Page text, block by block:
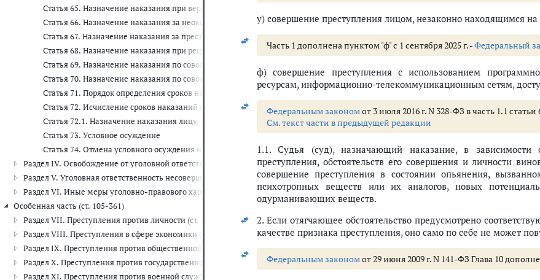
Статья 65. Назначение наказания при вердикте присяжных заседателей о снисхождении
Статья 66. Назначение наказания за неоконченное преступление
Статья 67. Назначение наказания за преступление, совершенное в соучастии
Статья 68. Назначение наказания при рецидиве преступлений
Статья 69. Назначение наказания по совокупности преступлений
Статья 70. Назначение наказания по совокупности приговоров
Статья 71. Порядок определения сроков наказаний при сложении наказаний
Статья 72. Исчисление сроков наказаний и зачет наказания
Статья 72.1. Назначение наказания лицу, признанному больным наркоманией
Статья 73. Условное осуждение
Статья 74. Отмена условного осуждения или продление испытательного срока
Раздел IV. Освобождение от уголовной ответственности и от наказания (ст. 75-86)
Раздел V. Уголовная ответственность несовершеннолетних (ст. 87-96)
Раздел VI. Иные меры уголовно-правового характера (ст. 97-104.5)
Особенная часть (ст. 105-361)
Раздел VII. Преступления против личности (ст. 105-157)
Раздел VIII. Преступления в сфере экономики (ст. 158-204.2)
Раздел IX. Преступления против общественной безопасности и общественного порядка (ст. 205-274.5)
Раздел X. Преступления против государственной власти (ст. 275-330.3)
Раздел XI. Преступления против военной службы (ст. 331-352.1)
у) совершение преступления лицом, незаконно находящимся
Часть 1 дополнена пунктом "ф" с 1 сентября 2025 г. -Федеральный
ф) совершение преступления с использованием
ресурсам, информационно-телекоммуникационным сетям,
Федеральным закономот 3 июля 2016 г. N 328-ФЗ в часть 1.1
См. текст части в предыдущей редакции
1.1. Судья (суд), назначающий наказание, в зависимости
преступления, обстоятельств его совершения и личности
совершение преступления в состоянии опьянения,
психотропных веществ или их аналогов, новых
одурманивающих веществ.
2. Если отягчающее обстоятельство предусмотрено
качестве признака преступления, оно само по себе не может
Федеральным закономот 29 июня 2009 г. N 141-ФЗ Глава 10